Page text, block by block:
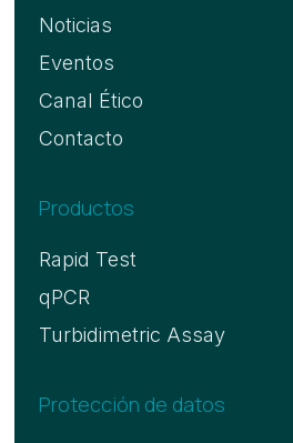
Noticias
Eventos
Canal Ético
Contacto
Productos
Rapid Test
qPCR
Turbidimetric Assay
Protección de datos